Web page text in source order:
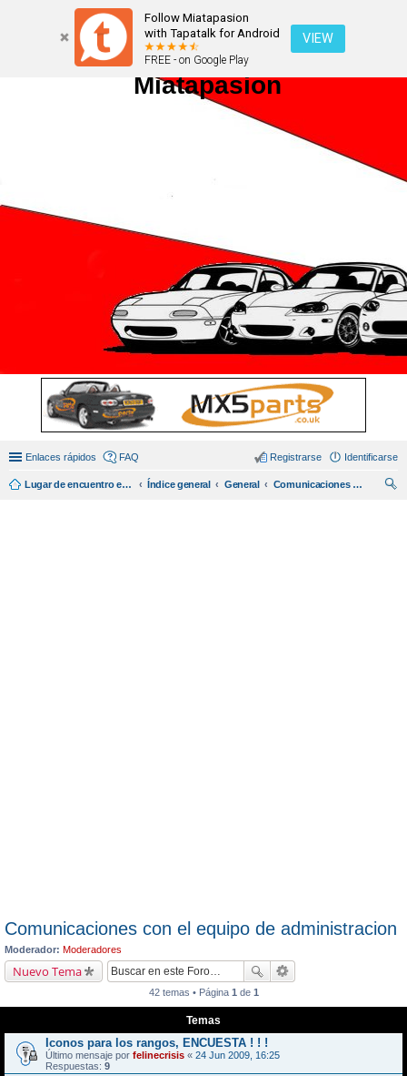
Follow Miatapasion
with Tapatalk for Android
FREE - on Google Play
VIEW
Miatapasion
Enlaces rápidos FAQ Identificarse
Registrarse
Lugar de encuentro en español de amantes del miata/mx5. Índice general General
Comunicaciones con el equipo de administracion
Comunicaciones con el equipo de administracion
Moderador: Moderadores
Nuevo Tema
42 temas • Página 1 de 1
Temas
Iconos para los rangos, ENCUESTA ! ! !
Último mensaje por felinecrisis « 24 Jun 2009, 16:25
Respuestas: 9